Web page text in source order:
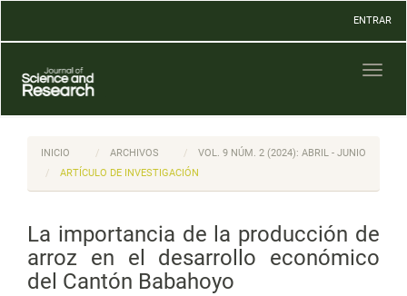
Contenido
Barra
lateral
ENTRAR
INICIO ARCHIVOS
VOL. 9 NÚM. 2 (2024): ABRIL - JUNIO
ARTÍCULO DE INVESTIGACIÓN
La importancia de la producción de
arroz en el desarrollo económico
del Cantón Babahoyo